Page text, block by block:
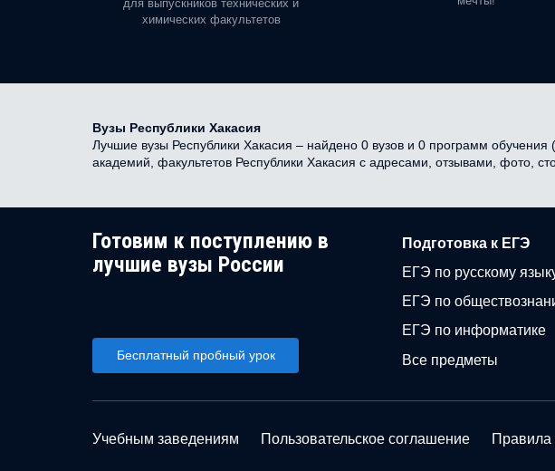
для выпускников технических и
химических факультетов
Вузы Республики Хакасия
Лучшие вузы Республики Хакасия – найдено 0 вузов и 0 программ обучения
академий, факультетов Республики Хакасия с адресами, отзывами, фото,
Готовим к поступлению в
лучшие вузы России
Бесплатный пробный урок
Подготовка к ЕГЭ
ЕГЭ по русскому
ЕГЭ по
ЕГЭ по информатике
Все предметы
Учебным заведениям Пользовательское соглашение Правила